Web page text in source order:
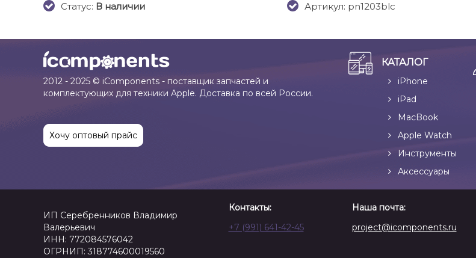
Cтатус: В наличии Артикул: pn1203blc
2012 - 2025 © iComponents - поставщик запчастей и
комплектующих для техники Apple. Доставка по всей России.
Хочу оптовый прайс
КАТАЛОГ
iPhone
iPad
MacBook
Apple Watch
Инструменты
Аксессуары
ИП Серебренников Владимир
Валерьевич
ИНН: 772084576042
ОГРНИП: 318774600019560
Контакты:
+7 (991) 641-42-45
Наша почта:
project@icomponents.ru